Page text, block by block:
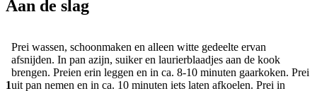
Aan de slag
1
Prei wassen, schoonmaken en alleen witte gedeelte ervan
afsnijden. In pan azijn, suiker en laurierblaadjes aan de kook
brengen. Preien erin leggen en in ca. 8-10 minuten gaarkoken. Prei
uit pan nemen en in ca. 10 minuten iets laten afkoelen. Prei in